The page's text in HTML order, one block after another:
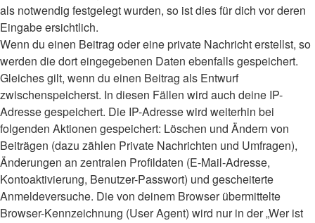
als notwendig festgelegt wurden, so ist dies für dich vor deren
Eingabe ersichtlich.
Wenn du einen Beitrag oder eine private Nachricht erstellst, so
werden die dort eingegebenen Daten ebenfalls gespeichert.
Gleiches gilt, wenn du einen Beitrag als Entwurf
zwischenspeicherst. In diesen Fällen wird auch deine IP-
Adresse gespeichert. Die IP-Adresse wird weiterhin bei
folgenden Aktionen gespeichert: Löschen und Ändern von
Beiträgen (dazu zählen Private Nachrichten und Umfragen),
Änderungen an zentralen Profildaten (E-Mail-Adresse,
Kontoaktivierung, Benutzer-Passwort) und gescheiterte
Anmeldeversuche. Die von deinem Browser übermittelte
Browser-Kennzeichnung (User Agent) wird nur in der „Wer ist